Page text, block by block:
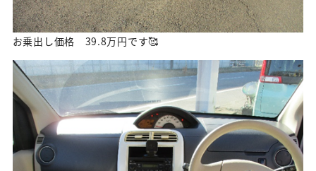
お乗出し価格 39.8万円です🥰